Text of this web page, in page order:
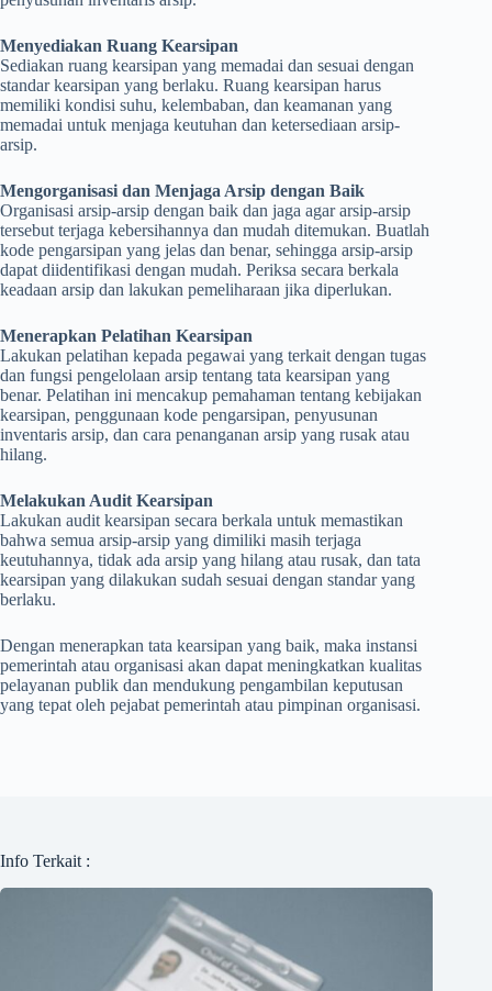
Menyediakan Ruang Kearsipan
Sediakan ruang kearsipan yang memadai dan sesuai dengan
standar kearsipan yang berlaku. Ruang kearsipan harus
memiliki kondisi suhu, kelembaban, dan keamanan yang
memadai untuk menjaga keutuhan dan ketersediaan arsip-
arsip.
Mengorganisasi dan Menjaga Arsip dengan Baik
Organisasi arsip-arsip dengan baik dan jaga agar arsip-arsip
tersebut terjaga kebersihannya dan mudah ditemukan. Buatlah
kode pengarsipan yang jelas dan benar, sehingga arsip-arsip
dapat diidentifikasi dengan mudah. Periksa secara berkala
keadaan arsip dan lakukan pemeliharaan jika diperlukan.
Menerapkan Pelatihan Kearsipan
Lakukan pelatihan kepada pegawai yang terkait dengan tugas
dan fungsi pengelolaan arsip tentang tata kearsipan yang
benar. Pelatihan ini mencakup pemahaman tentang kebijakan
kearsipan, penggunaan kode pengarsipan, penyusunan
inventaris arsip, dan cara penanganan arsip yang rusak atau
hilang.
Melakukan Audit Kearsipan
Lakukan audit kearsipan secara berkala untuk memastikan
bahwa semua arsip-arsip yang dimiliki masih terjaga
keutuhannya, tidak ada arsip yang hilang atau rusak, dan tata
kearsipan yang dilakukan sudah sesuai dengan standar yang
berlaku.
Dengan menerapkan tata kearsipan yang baik, maka instansi
pemerintah atau organisasi akan dapat meningkatkan kualitas
pelayanan publik dan mendukung pengambilan keputusan
yang tepat oleh pejabat pemerintah atau pimpinan organisasi.
Info Terkait :